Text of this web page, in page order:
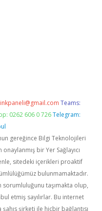
Teams:
0262 606 0 726 Telegram:
gereğince Bilgi Teknolojileri
bir Yer Sağlayıcı
sitedeki içerikleri proaktif
bulunmamaktadır.
sorumluluğunu taşımakta olup,
etmiş sayılırlar. Bu internet
şirketi ile hiçbir bağlantısı